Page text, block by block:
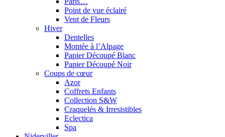
Point de vue éclairé
Vent de Fleurs
Hiver
Dentelles
Montée à l’Alpage
Papier Découpé Blanc
Papier Découpé Noir
Coups de cœur
Azor
Coffrets Enfants
Collection S&W
Craquelés & Irresistibles
Eclectica
Spa